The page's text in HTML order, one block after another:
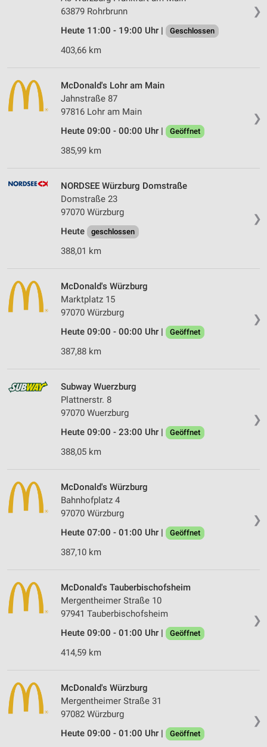
❯
63879 Rohrbrunn
Heute 11:00 - 19:00 Uhr |
Geschlossen
403,66 km
❯
McDonald's Lohr am Main
Jahnstraße 87
97816 Lohr am Main
Heute 09:00 - 00:00 Uhr |
Geöffnet
385,99 km
❯
NORDSEE Würzburg Domstraße
Domstraße 23
97070 Würzburg
Heute
geschlossen
388,01 km
❯
McDonald's Würzburg
Marktplatz 15
97070 Würzburg
Heute 09:00 - 00:00 Uhr |
Geöffnet
387,88 km
❯
Subway Wuerzburg
Plattnerstr. 8
97070 Wuerzburg
Heute 09:00 - 23:00 Uhr |
Geöffnet
388,05 km
❯
McDonald's Würzburg
Bahnhofplatz 4
97070 Würzburg
Heute 07:00 - 01:00 Uhr |
Geöffnet
387,10 km
❯
McDonald's Tauberbischofsheim
Mergentheimer Straße 10
97941 Tauberbischofsheim
Heute 09:00 - 01:00 Uhr |
Geöffnet
414,59 km
❯
McDonald's Würzburg
Mergentheimer Straße 31
97082 Würzburg
Heute 09:00 - 01:00 Uhr |
Geöffnet